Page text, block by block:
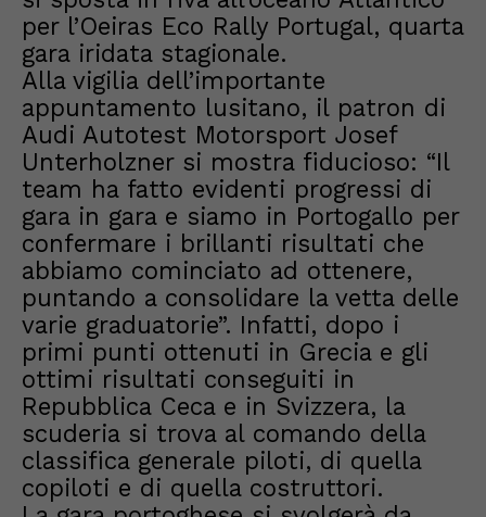
per l’Oeiras Eco Rally Portugal, quarta
gara iridata stagionale.
Alla vigilia dell’importante
appuntamento lusitano, il patron di
Audi Autotest Motorsport Josef
Unterholzner si mostra fiducioso: “Il
team ha fatto evidenti progressi di
gara in gara e siamo in Portogallo per
confermare i brillanti risultati che
abbiamo cominciato ad ottenere,
puntando a consolidare la vetta delle
varie graduatorie”. Infatti, dopo i
primi punti ottenuti in Grecia e gli
ottimi risultati conseguiti in
Repubblica Ceca e in Svizzera, la
scuderia si trova al comando della
classifica generale piloti, di quella
copiloti e di quella costruttori.